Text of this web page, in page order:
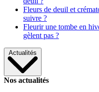
Fleurs de deuil et
suivre ?
Fleurir une tombe en
gèlent pas ?
Actualités
Nos actualités